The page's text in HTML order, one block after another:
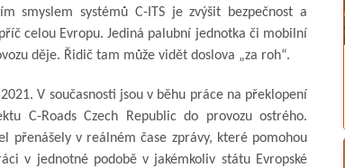
smyslem systémů C-ITS je zvýšit bezpečnost a
celou Evropu. Jediná palubní jednotka či mobilní
děje. Řidič tam může vidět doslova „za roh“.
V současnosti jsou v běhu práce na překlopení
C-Roads Czech Republic do provozu ostrého.
přenášely v reálném čase zprávy, které pomohou
v jednotné podobě v jakémkoliv státu Evropské